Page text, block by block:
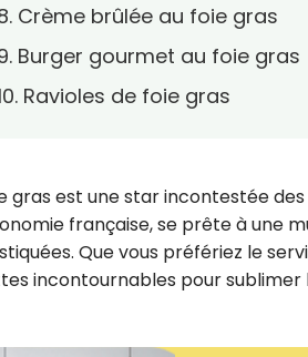
Crème brûlée au foie gras
Burger gourmet au foie gras
Ravioles de foie gras
gras est une star incontestée
française, se prête à une
Que vous préfériez le
incontournables pour sublimer